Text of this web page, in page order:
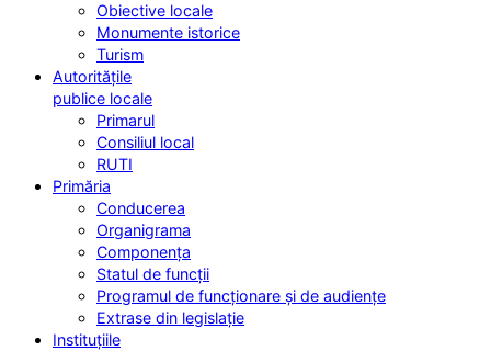
Obiective locale
Monumente istorice
Turism
Autoritățile
publice locale
Primarul
Consiliul local
RUTI
Primăria
Conducerea
Organigrama
Componența
Statul de funcții
Programul de funcționare și de audiențe
Extrase din legislație
Instituțiile